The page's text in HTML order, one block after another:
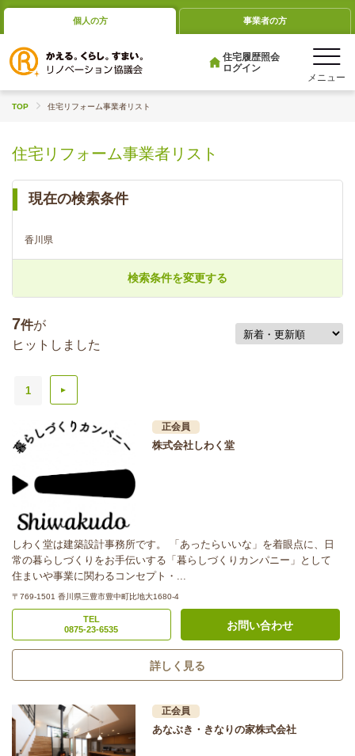
個人の方 事業者の方
住宅履歴照会
ログイン
TOP 住宅リフォーム事業者リスト
住宅リフォーム事業者リスト
現在の検索条件
香川県
検索条件を変更する
7件が
ヒットしました
1 ▲
正会員
株式会社しわく堂
しわく堂は建築設計事務所です。 「あったらいいな」を着眼点に、日
常の暮らしづくりをお手伝いする「暮らしづくりカンパニー」として
住まいや事業に関わるコンセプト・...
〒769-1501 香川県三豊市豊中町比地大1680-4
TEL
0875-23-6535
お問い合わせ
詳しく見る
正会員
あなぶき・きなりの家株式会社